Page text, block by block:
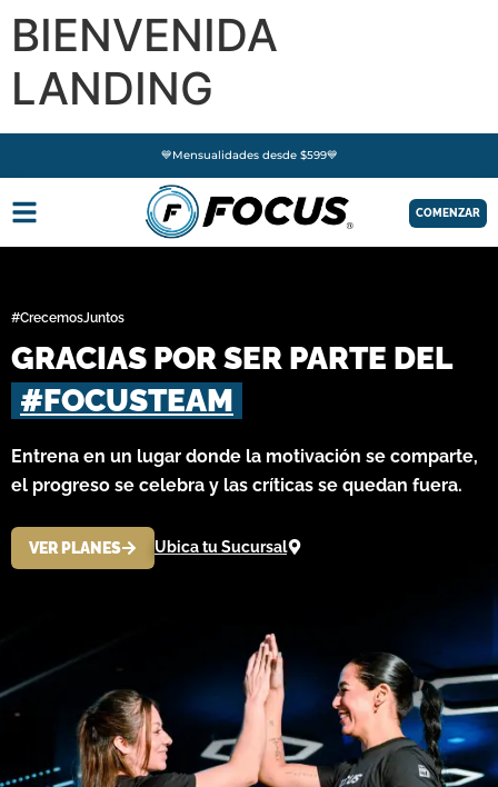
BIENVENIDA
LANDING
💙Mensualidades desde $599💙
COMENZAR
#CrecemosJuntos
GRACIAS POR SER PARTE DEL
#FOCUSTEAM
Entrena en un lugar donde la motivación se comparte,
el progreso se celebra y las críticas se quedan fuera.
VER PLANES Ubica tu Sucursal